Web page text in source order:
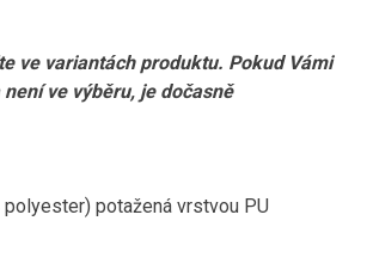
ve variantách produktu. Pokud Vámi
ve výběru, je dočasně
potažená vrstvou PU